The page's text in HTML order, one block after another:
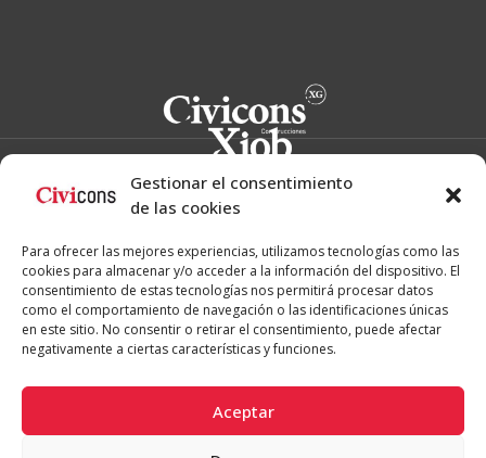
Gestionar el consentimiento
de las cookies
Para ofrecer las mejores experiencias, utilizamos tecnologías como las
cookies para almacenar y/o acceder a la información del dispositivo. El
consentimiento de estas tecnologías nos permitirá procesar datos
como el comportamiento de navegación o las identificaciones únicas
en este sitio. No consentir o retirar el consentimiento, puede afectar
negativamente a ciertas características y funciones.
Aceptar
Proyectos
Obra propia
Obra pública
Obra privada
Empresa
L